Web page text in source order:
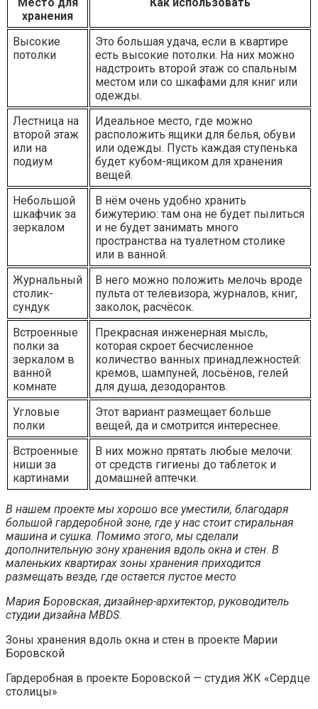
хранения
Высокие
потолки
Это большая удача, если в квартире
есть высокие потолки. На них можно
надстроить второй этаж со спальным
местом или со шкафами для книг или
одежды.
Лестница на
второй этаж
или на
подиум
Идеальное место, где можно
расположить ящики для белья, обуви
или одежды. Пусть каждая ступенька
будет кубом-ящиком для хранения
вещей.
Небольшой
шкафчик за
зеркалом
В нём очень удобно хранить
бижутерию: там она не будет пылиться
и не будет занимать много
пространства на туалетном столике
или в ванной.
Журнальный
столик-
сундук
В него можно положить мелочь вроде
пульта от телевизора, журналов, книг,
заколок, расчёсок.
Встроенные
полки за
зеркалом в
ванной
комнате
Прекрасная инженерная мысль,
которая скроет бесчисленное
количество ванных принадлежностей:
кремов, шампуней, лосьёнов, гелей
для душа, дезодорантов.
Угловые
полки
Этот вариант размещает больше
вещей, да и смотрится интереснее.
Встроенные
ниши за
картинами
В них можно прятать любые мелочи:
от средств гигиены до таблеток и
домашней аптечки.
В нашем проекте мы хорошо все уместили, благодаря
большой гардеробной зоне, где у нас стоит стиральная
машина и сушка. Помимо этого, мы сделали
дополнительную зону хранения вдоль окна и стен. В
маленьких квартирах зоны хранения приходится
размещать везде, где остается пустое место
Мария Боровская, дизайнер-архитектор, руководитель
студии дизайна MBDS.
Зоны хранения вдоль окна и стен в проекте Марии
Боровской
Гардеробная в проекте Боровской — студия ЖК «Сердце
столицы»